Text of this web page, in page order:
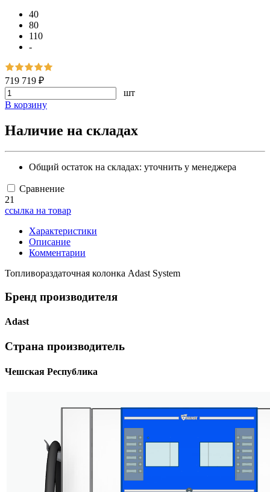
40
80
110
-
719 719 ₽
шт
В корзину
Наличие на складах
Общий остаток на складах: уточнить у менеджера
Сравнение
21
ссылка на товар
Характеристики
Описание
Комментарии
Топливораздаточная колонка Adast System
Бренд производителя
Adast
Страна производитель
Чешская Республика